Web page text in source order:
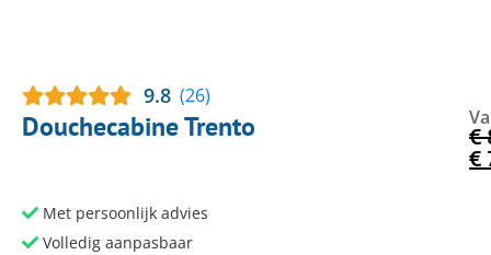
9.8 (26)
Douchecabine Trento €
€
Met persoonlijk advies
Volledig aanpasbaar